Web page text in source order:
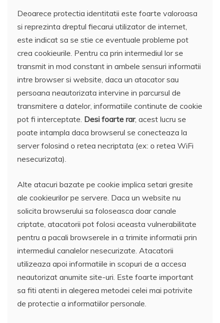
Deoarece protectia identitatii este foarte valoroasa
si reprezinta dreptul fiecarui utilizator de internet,
este indicat sa se stie ce eventuale probleme pot
crea cookieurile. Pentru ca prin intermediul lor se
transmit in mod constant in ambele sensuri informatii
intre browser si website, daca un atacator sau
persoana neautorizata intervine in parcursul de
transmitere a datelor, informatiile continute de cookie
pot fi interceptate. Desi foarte rar, acest lucru se
poate intampla daca browserul se conecteaza la
server folosind o retea necriptata (ex: o retea WiFi
nesecurizata).
Alte atacuri bazate pe cookie implica setari gresite
ale cookieurilor pe servere. Daca un website nu
solicita browserului sa foloseasca doar canale
criptate, atacatorii pot folosi aceasta vulnerabilitate
pentru a pacali browserele in a trimite informatii prin
intermediul canalelor nesecurizate. Atacatorii
utilizeaza apoi informatiile in scopuri de a accesa
neautorizat anumite site-uri. Este foarte important
sa fiti atenti in alegerea metodei celei mai potrivite
de protectie a informatiilor personale.